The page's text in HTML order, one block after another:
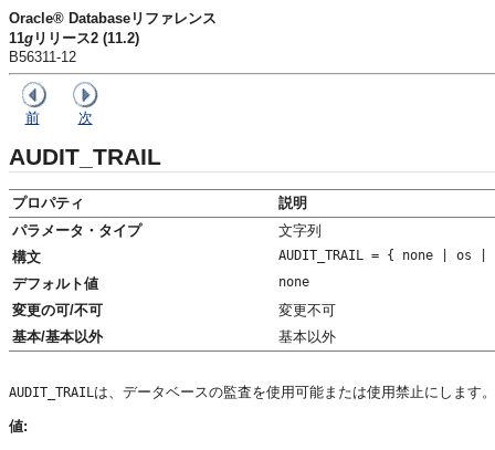
Oracle® Databaseリファレンス
11g リリース2 (11.2)
B56311-12
前 次
AUDIT_TRAIL
プロパティ
説明
パラメータ・タイプ
文字列
構文
AUDIT_TRAIL = { none |
デフォルト値 none
変更の可/不可
変更不可
基本/基本以外
基本以外
AUDIT_TRAIL は、データベースの監査を使用可能または使用禁止にします。
値: